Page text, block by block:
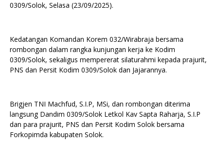
0309/Solok, Selasa (23/09/2025).
Kedatangan Komandan Korem 032/Wirabraja bersama
rombongan dalam rangka kunjungan kerja ke Kodim
0309/Solok, sekaligus mempererat silaturahmi kepada prajurit,
PNS dan Persit Kodim 0309/Solok dan Jajarannya.
Brigjen TNI Machfud, S.I.P, MSi, dan rombongan diterima
langsung Dandim 0309/Solok Letkol Kav Sapta Raharja, S.I.P
dan para prajurit, PNS dan Persit Kodim Solok bersama
Forkopimda kabupaten Solok.